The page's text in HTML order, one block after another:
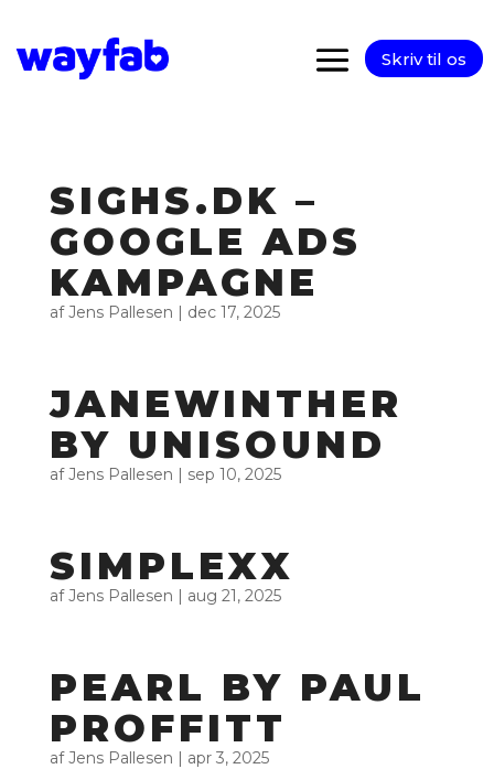
Skriv til os
SIGHS.DK –
GOOGLE ADS
KAMPAGNE
afJens Pallesen | dec 17, 2025
JANEWINTHER
BY UNISOUND
afJens Pallesen | sep 10, 2025
SIMPLEXX
afJens Pallesen | aug 21, 2025
PEARL BY PAUL
PROFFITT
afJens Pallesen | apr 3, 2025